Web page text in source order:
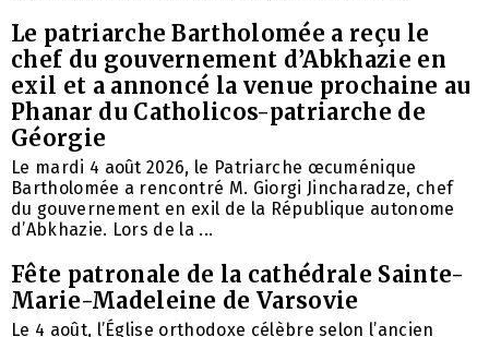
Le patriarche Bartholomée a reçu le
chef du gouvernement d’Abkhazie en
exil et a annoncé la venue prochaine au
Phanar du Catholicos-patriarche de
Géorgie
Le mardi 4 août 2026, le Patriarche œcuménique
Bartholomée a rencontré M. Giorgi Jincharadze, chef
du gouvernement en exil de la République autonome
d’Abkhazie. Lors de la ...
Fête patronale de la cathédrale Sainte-
Marie-Madeleine de Varsovie
Le 4 août, l’Église orthodoxe célèbre selon l’ancien